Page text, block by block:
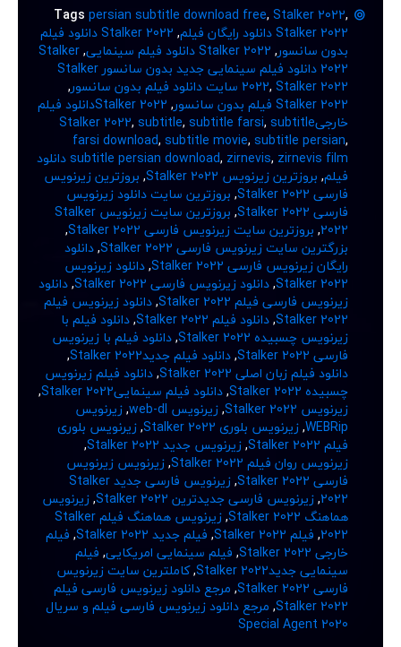
Tags persian subtitle download free, Stalker 2022,
Stalker 2022 دانلود رایگان فیلم
,
Stalker 2022 دانلود فیلم
بدون سانسور, Stalker 2022 دانلود فیلم سینمایی ,
Stalker
2022 دانلود فیلم سینمایی جدید بدون سانسور Stalker
2022, Stalker 2022 سایت دانلود فیلم بدون سانسور
,
Stalker 2022 فیلم بدون سانسور
,
Stalker 2022دانلود فیلم
خارجیStalker 2022
, subtitle, subtitle farsi, subtitle
farsi download, subtitle movie, subtitle persian,
subtitle persian download, zirnevis,
zirnevis film دانلود
فیلم, بروزترین زیرنویس Stalker 2022 , بروزترین زیرنویس
فارسی Stalker 2022
, بروزترین سایت دانلود زیرنویس
فارسی Stalker 2022
,
بروزترین سایت زیرنویس Stalker
2022
, بروزترین سایت زیرنویس فارسی Stalker 2022
,
بزرگترین سایت زیرنویس فارسی Stalker 2022
,دانلود
رایگان زیرنویس فارسی Stalker 2022
,دانلود زیرنویس
Stalker 2022
,دانلود زیرنویس فارسی Stalker 2022 ,دانلود
زیرنویس فارسی فیلم Stalker 2022
,دانلود زیرنویس فیلم
Stalker 2022
,دانلود فیلم Stalker 2022 ,دانلود فیلم با
زیرنویس چسبیده Stalker 2022
,دانلود فیلم با زیرنویس
فارسی Stalker 2022
,دانلود فیلم جدیدStalker 2022
,
دانلود فیلم زبان اصلی Stalker 2022
,دانلود فیلم زیرنویس
چسبیده Stalker 2022
,دانلود فیلم سینماییStalker 2022
,
زیرنویس Stalker 2022
,زیرنویس web-dl ,زیرنویس
WEBRip
,زیرنویس بلوری Stalker 2022 ,زیرنویس بلوری
فیلم Stalker 2022
,زیرنویس جدید Stalker 2022
,
زیرنویس روان فیلم Stalker 2022
,زیرنویس زیرنویس
فارسی Stalker 2022
,
زیرنویس فارسی جدید Stalker
2022
,زیرنویس فارسی جدیدترین Stalker 2022 ,زیرنویس
هماهنگ Stalker 2022
,
زیرنویس هماهنگ فیلم Stalker
2022
, فیلم Stalker 2022 , فیلم جدید Stalker 2022 , فیلم
خارجی Stalker 2022
, فیلم سینمایی امریکایی, فیلم
سینمایی جدیدStalker 2022
,کاملترین سایت زیرنویس
فارسی Stalker 2022
, مرجع دانلود زیرنویس فارسی فیلم
Stalker 2022
, مرجع دانلود زیرنویس فارسی فیلم و سریال
Special Agent 2020